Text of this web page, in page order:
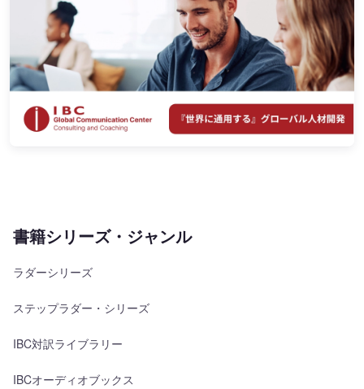
書籍シリーズ・ジャンル
ラダーシリーズ
ステップラダー・シリーズ
IBC対訳ライブラリー
IBCオーディオブックス